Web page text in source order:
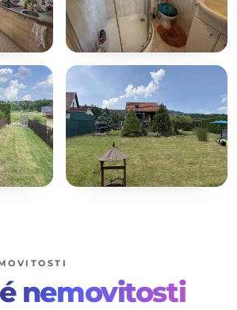
nemovitosti